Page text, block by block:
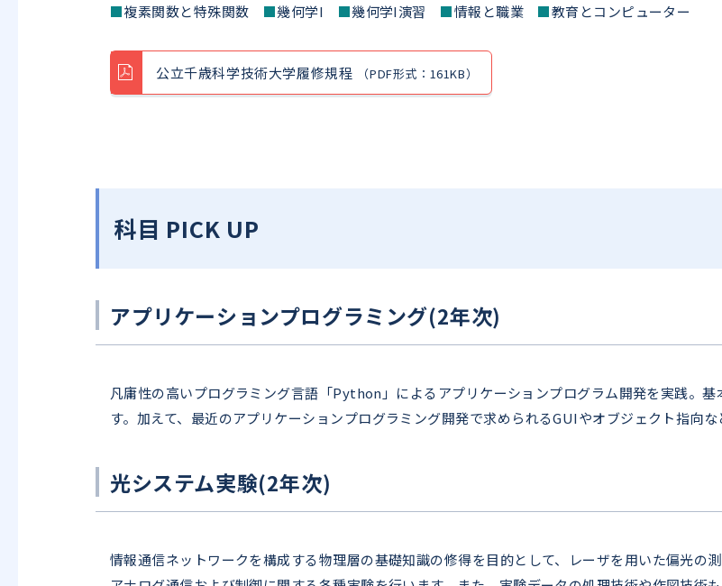
■複素関数と特殊関数 ■幾何学I ■幾何学I演習 ■情報と職業■教育とコンピューター
公立千歳科学技術大学履修規程 （PDF形式：161KB）
科目 PICK UP
アプリケーションプログラミング(2年次)
凡庸性の高いプログラミング言語「Python」によるアプリケーションプログラム開発を実践。
す。加えて、最近のアプリケーションプログラミング開発で求められるGUIやオブジェクト指向な
光システム実験(2年次)
情報通信ネットワークを構成する物理層の基礎知識の修得を目的として、レーザを用いた偏光の